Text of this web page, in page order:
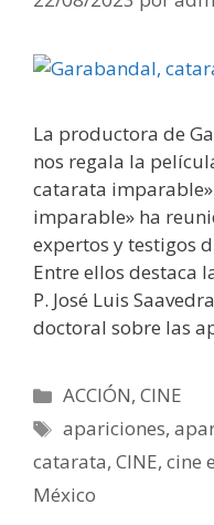
La productora de
nos regala la
catarata
imparable» ha
expertos y testigos
Entre ellos destaca
P. José Luis
doctoral sobre las
Categorías
ACCIÓN,CINE
Etiquetas
apariciones,
catarata, CINE, cine
México